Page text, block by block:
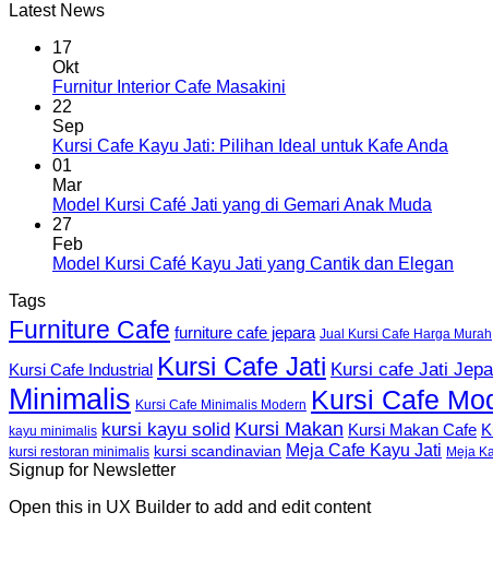
Latest News
17
Okt
Furnitur Interior Cafe Masakini
22
Sep
Kursi Cafe Kayu Jati: Pilihan Ideal untuk Kafe Anda
01
Mar
Model Kursi Café Jati yang di Gemari Anak Muda
27
Feb
Model Kursi Café Kayu Jati yang Cantik dan Elegan
Tags
Furniture Cafe furniture cafe jepara Jual Kursi Cafe Harga Murah
Kursi Cafe Industrial Kursi Cafe Jati Kursi cafe Jati
Minimalis Kursi Cafe Minimalis Modern Kursi Cafe
kayu minimalis kursi kayu solid Kursi Makan Kursi Makan Cafe
kursi restoran minimalis kursi scandinavian Meja Cafe Kayu Jati Meja
Signup for Newsletter
Open this in UX Builder to add and edit content